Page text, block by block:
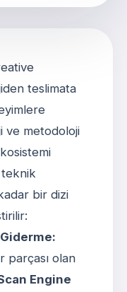
teslimata
ve metodoloji
teknik
bir dizi
parçası olan
Engine